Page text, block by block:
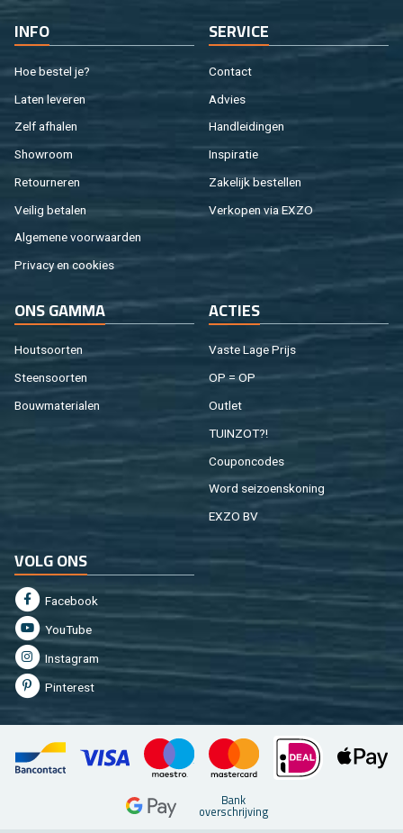
INFO
Hoe be­stel je?
Laten le­ve­ren
Zelf af­ha­len
Show­room
Re­tour­ne­ren
Vei­lig be­ta­len
Al­ge­me­ne voor­waar­den
Pri­va­cy en coo­kies
SER­VI­CE
Con­tact
Ad­vies
Hand­lei­din­gen
In­spi­ra­tie
Za­ke­lijk be­stel­len
Ver­ko­pen via EXZO
ONS GAMMA
Hout­soor­ten
Steen­soor­ten
Bouw­ma­te­ri­a­len
AC­TIES
Vaste Lage Prijs
OP = OP
Out­let
TUIN­ZOT?!
Cou­pon­co­des
Word sei­zoens­ko­ning
EXZO BV
VOLG ONS
Fa­cebook
You­Tu­be
In­st­agram
Pin­te­rest
Bank
over­schrij­ving